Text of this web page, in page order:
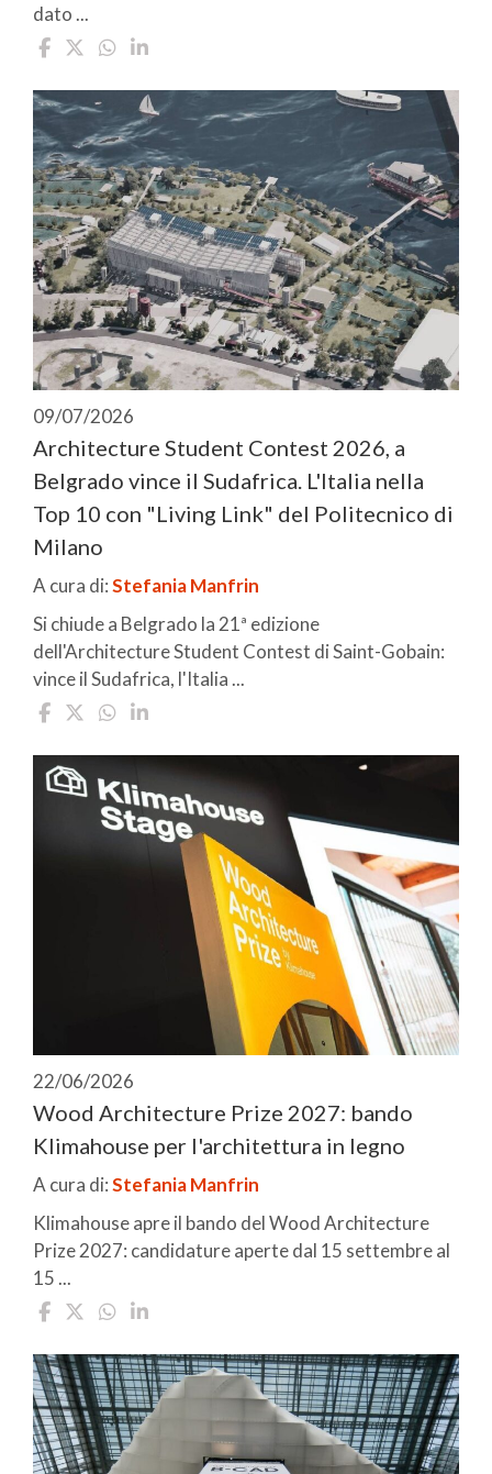
dato ...
09/07/2026
Architecture Student Contest 2026, a
Belgrado vince il Sudafrica. L'Italia nella
Top 10 con "Living Link" del Politecnico di
Milano
A cura di:Stefania Manfrin
Si chiude a Belgrado la 21ª edizione
dell'Architecture Student Contest di Saint-Gobain:
vince il Sudafrica, l'Italia ...
22/06/2026
Wood Architecture Prize 2027: bando
Klimahouse per l'architettura in legno
A cura di:Stefania Manfrin
Klimahouse apre il bando del Wood Architecture
Prize 2027: candidature aperte dal 15 settembre al
15 ...